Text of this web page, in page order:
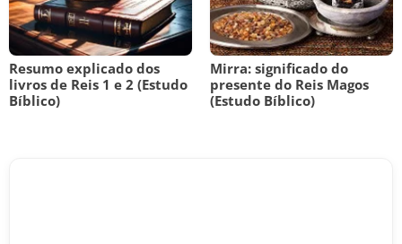
Resumo explicado dos
livros de Reis 1 e 2 (Estudo
Bíblico)
Mirra: significado do
presente do Reis Magos
(Estudo Bíblico)